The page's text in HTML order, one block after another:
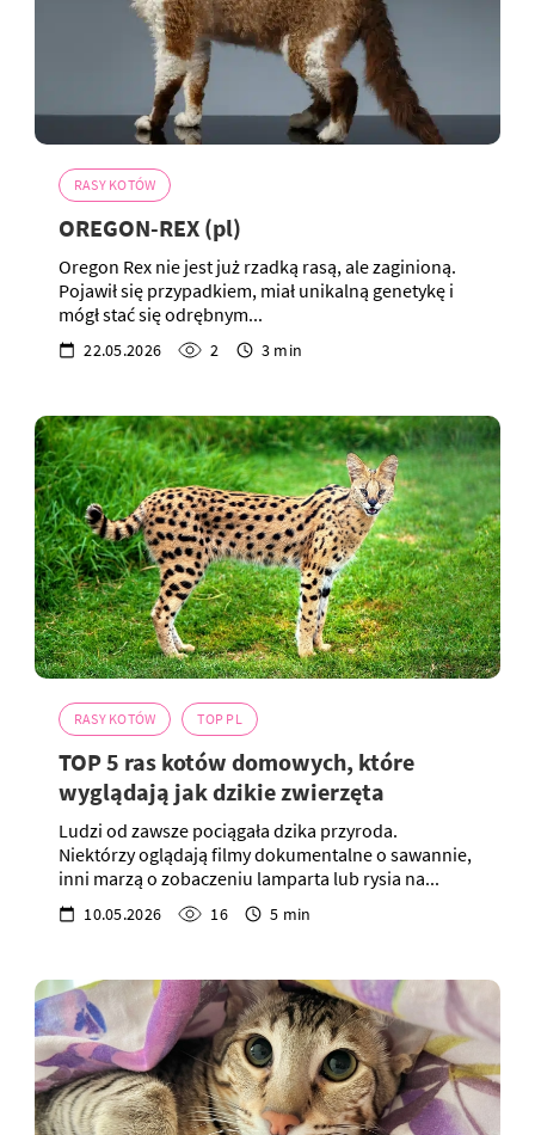
RASY KOTÓW
OREGON-REX (pl)
Oregon Rex nie jest już rzadką rasą, ale zaginioną.
Pojawił się przypadkiem, miał unikalną genetykę i
mógł stać się odrębnym...
22.05.2026 2 3 min
RASY KOTÓW TOP PL
TOP 5 ras kotów domowych, które
wyglądają jak dzikie zwierzęta
Ludzi od zawsze pociągała dzika przyroda.
Niektórzy oglądają filmy dokumentalne o sawannie,
inni marzą o zobaczeniu lamparta lub rysia na...
10.05.2026 16 5 min